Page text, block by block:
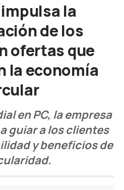
la
de los
ofertas que
la economía
en PC, la empresa
guiar a los clientes
y beneficios de